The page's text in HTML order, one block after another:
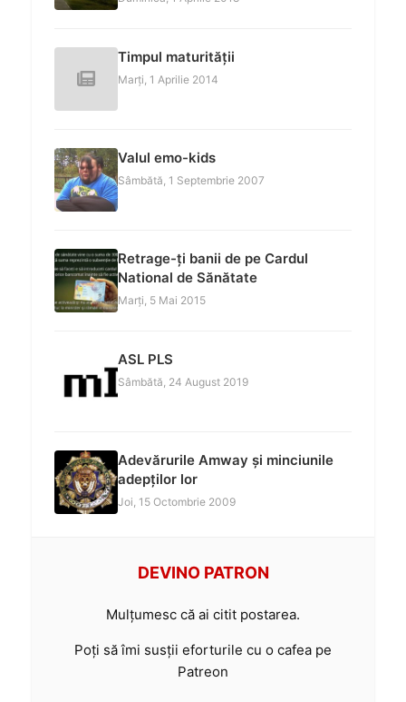
Timpul maturității
Marți, 1 Aprilie 2014
Valul emo-kids
Sâmbătă, 1 Septembrie 2007
Retrage-ți banii de pe Cardul
National de Sănătate
Marți, 5 Mai 2015
ASL PLS
Sâmbătă, 24 August 2019
Adevărurile Amway și minciunile
adepților lor
Joi, 15 Octombrie 2009
DEVINO PATRON
Mulțumesc că ai citit postarea.
Poți să îmi susții eforturile cu o cafea pe
Patreon